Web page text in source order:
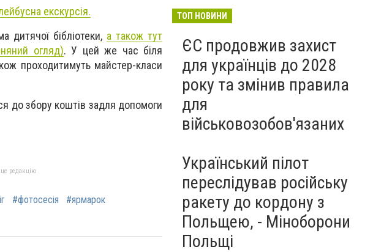
екскурсія.
дитячої бібліотеки, а також тут
огляд). У цей же час біля
проходитимуть майстер-класи
до збору коштів задля допомоги
редакцію
#фотосесія
#ярмарок
ТОП НОВИНИ
ЄС продовжив захист
для українців до 2028
року та змінив правила
для
військовозобов'язаних
Український пілот
переслідував російську
ракету до кордону з
Польщею, - Міноборони
Польщі